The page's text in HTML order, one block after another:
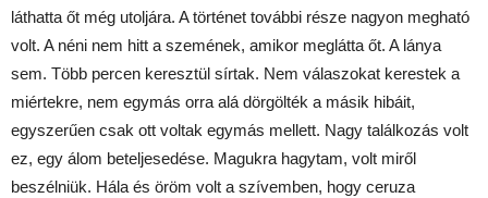
láthatta őt még utoljára. A történet további része nagyon megható
volt. A néni nem hitt a szemének, amikor meglátta őt. A lánya
sem. Több percen keresztül sírtak. Nem válaszokat kerestek a
miértekre, nem egymás orra alá dörgölték a másik hibáit,
egyszerűen csak ott voltak egymás mellett. Nagy találkozás volt
ez, egy álom beteljesedése. Magukra hagytam, volt miről
beszélniük. Hála és öröm volt a szívemben, hogy ceruza